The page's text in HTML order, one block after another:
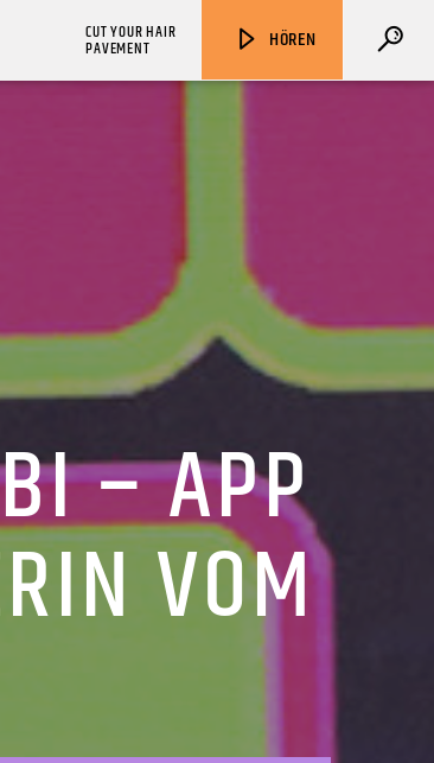
HÖREN
CUT YOUR HAIR
PAVEMENT
– APP
VOM